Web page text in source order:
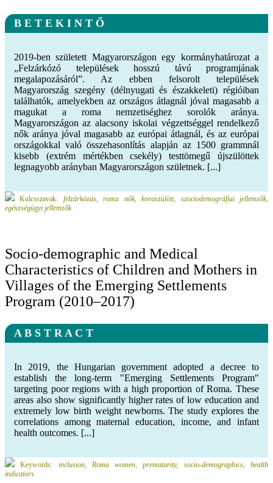
B E T E K I N T Ő
2019-ben született Magyarországon egy kormányhatározat a
„Felzárkózó települések hosszú távú programjának
megalapozásáról”. Az ebben felsorolt települések
Magyarország szegény (délnyugati és északkeleti) régióiban
találhatók, amelyekben az országos átlagnál jóval magasabb a
magukat a roma nemzetiséghez sorolók aránya.
Magyarországon az alacsony iskolai végzettséggel rendelkező
nők aránya jóval magasabb az európai átlagnál, és az európai
országokkal való összehasonlítás alapján az 1500 grammnál
kisebb (extrém mértékben csekély) testtömegű újszülöttek
legnagyobb arányban Magyarországon születnek. [...]
Kulcsszavak: felzárkózás, roma nők, koraszülött, szociodemográfiai jellemzők,
egészségügyi jellemzők
Socio-demographic and Medical
Characteristics of Children and Mothers in
Villages of the Emerging Settlements
Program (2010–2017)
A B S T R A C T
In 2019, the Hungarian government adopted a decree to
establish the long-term "Emerging Settlements Program"
targeting poor regions with a high proportion of Roma. These
areas also show significantly higher rates of low education and
extremely low birth weight newborns. The study explores the
correlations among maternal education, income, and infant
health outcomes. [...]
Keywords: inclusion, Roma women, prematurity, socio-demographics, health
indicators